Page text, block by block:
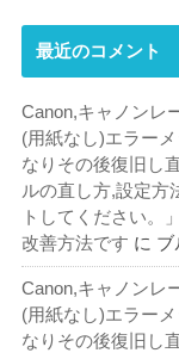
最近のコメント
Canon,キャノンレ
(用紙なし)エラー
なりその後復旧し
ルの直し方,設定方
トしてください。
改善方法です に ブ
Canon,キャノンレ
(用紙なし)エラー
なりその後復旧し